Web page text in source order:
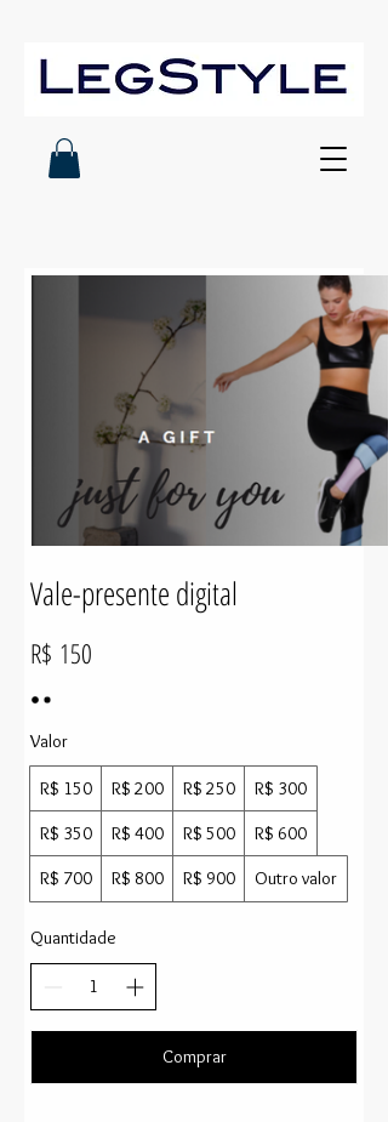
Vale-presente digital
R$ 150
Valor
R$ 150 R$ 200 R$ 250 R$ 300
R$ 350 R$ 400 R$ 500 R$ 600
R$ 700 R$ 800 R$ 900 Outro valor
Quantidade
Comprar